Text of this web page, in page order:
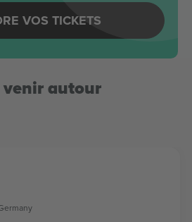
VOS TICKETS
venir autour